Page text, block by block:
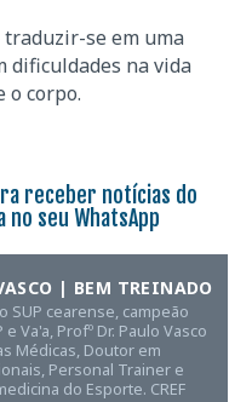
se em uma
dificuldades na vida
o corpo.
receber notícias do
seu WhatsApp
| BEM TREINADO
SUP cearense, campeão
Va'a, Profº Dr. Paulo Vasco
Médicas, Doutor em
Personal Trainer e
do Esporte. CREF